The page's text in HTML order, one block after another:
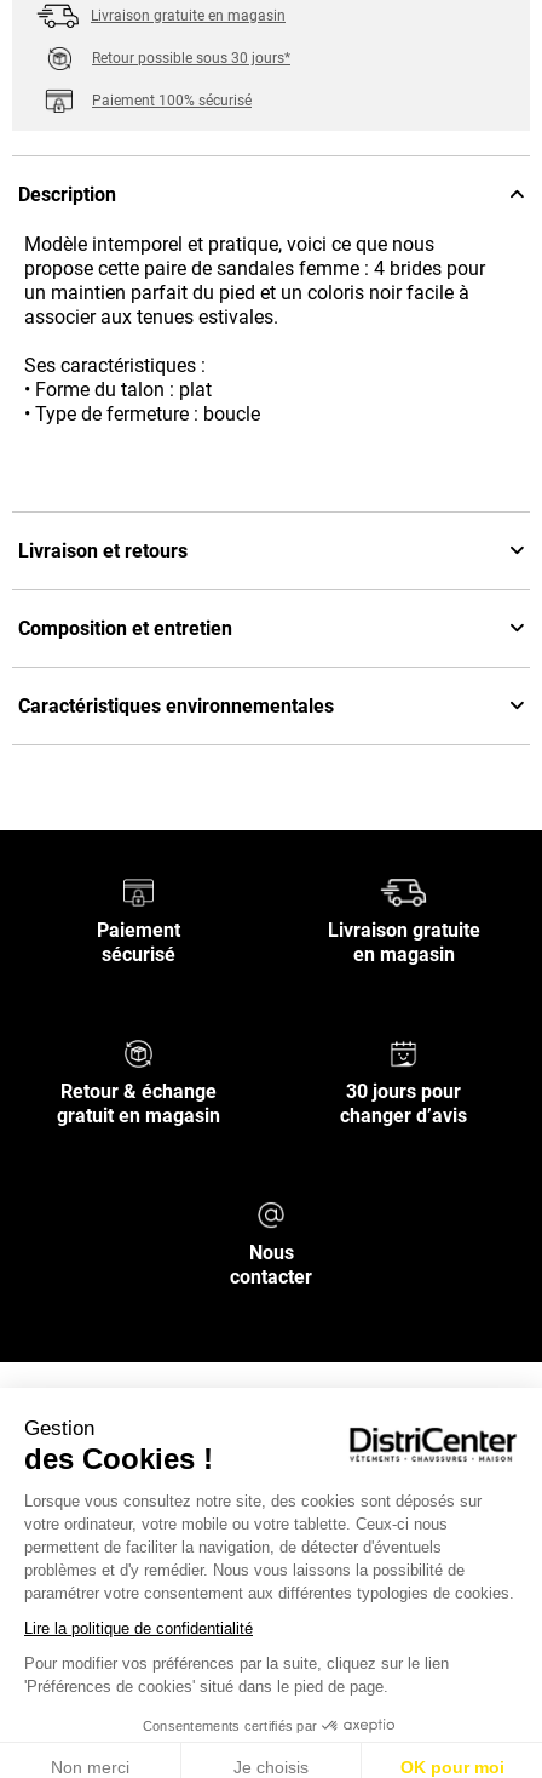
Gestion
des Cookies !
Lorsque vous consultez notre site, des cookies sont déposés sur
votre ordinateur, votre mobile ou votre tablette. Ceux-ci nous
permettent de faciliter la navigation, de détecter d'éventuels
problèmes et d'y remédier. Nous vous laissons la possibilité de
paramétrer votre consentement aux différentes typologies de cookies.
Lire la politique de confidentialité
Pour modifier vos préférences par la suite, cliquez sur le lien
'Préférences de cookies' situé dans le pied de page.
Consentements certifiés par
Non merci Je choisis OK pour moi
Livraison gratuite en magasin
Retour possible sous 30 jours*
Paiement 100% sécurisé
Description
Modèle intemporel et pratique, voici ce que nous
propose cette paire de sandales femme : 4 brides pour
un maintien parfait du pied et un coloris noir facile à
associer aux tenues estivales.
Ses caractéristiques :
• Forme du talon : plat
• Type de fermeture : boucle
Livraison et retours
Composition et entretien
Caractéristiques environnementales
Paiement
sécurisé
Livraison gratuite
en magasin
Retour & échange
gratuit en magasin
30 jours pour
changer d’avis
Nous
contacter
INFOS PRATIQUES
L’ENSEIGNE DISTRICENTER